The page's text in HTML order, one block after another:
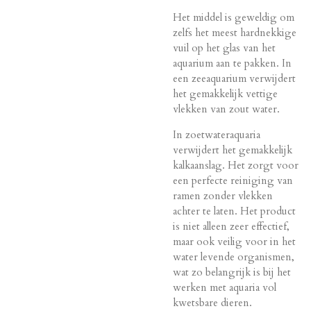
Het middel is geweldig om
zelfs het meest hardnekkige
vuil op het glas van het
aquarium aan te pakken. In
een zeeaquarium verwijdert
het gemakkelijk vettige
vlekken van zout water.
In zoetwateraquaria
verwijdert het gemakkelijk
kalkaanslag. Het zorgt voor
een perfecte reiniging van
ramen zonder vlekken
achter te laten. Het product
is niet alleen zeer effectief,
maar ook veilig voor in het
water levende organismen,
wat zo belangrijk is bij het
werken met aquaria vol
kwetsbare dieren.